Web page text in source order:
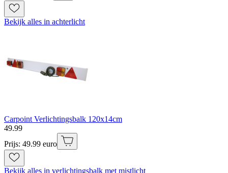
Bekijk alles in achterlicht
Carpoint Verlichtingsbalk 120x14cm
49.99
Prijs: 49.99 euro
Bekijk alles in verlichtingsbalk met mistlicht